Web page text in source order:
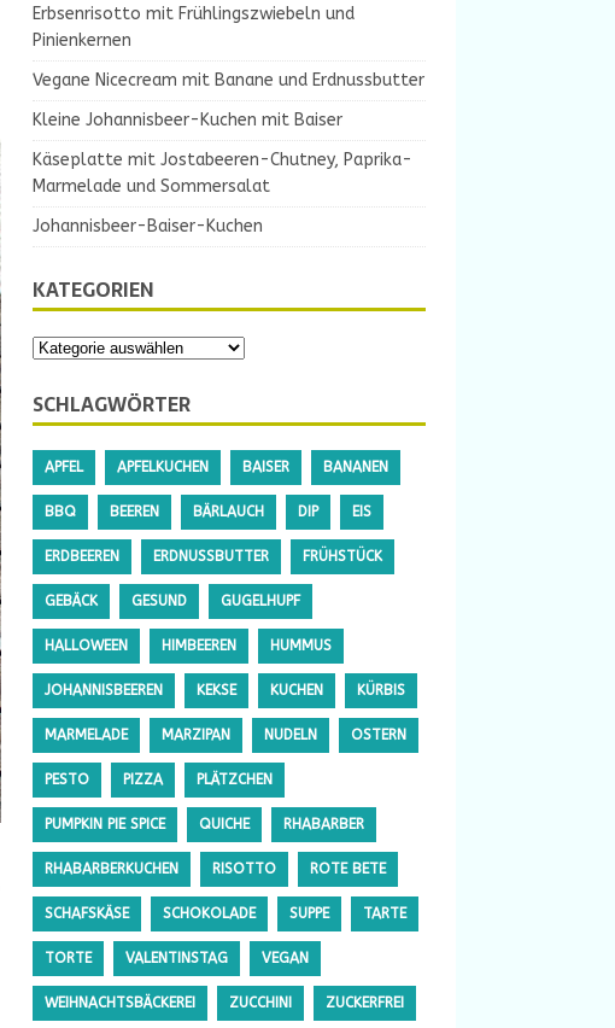
Erbsenrisotto mit Frühlingszwiebeln und
Pinienkernen
Vegane Nicecream mit Banane und Erdnussbutter
Kleine Johannisbeer-Kuchen mit Baiser
Käseplatte mit Jostabeeren-Chutney, Paprika-
Marmelade und Sommersalat
Johannisbeer-Baiser-Kuchen
KATEGORIEN
SCHLAGWÖRTER
APFEL APFELKUCHEN BAISER BANANEN
BBQ BEEREN BÄRLAUCH DIP EIS
ERDBEEREN ERDNUSSBUTTER FRÜHSTÜCK
GEBÄCK GESUND GUGELHUPF
HALLOWEEN HIMBEEREN HUMMUS
JOHANNISBEEREN KEKSE KUCHEN KÜRBIS
MARMELADE MARZIPAN NUDELN OSTERN
PESTO PIZZA PLÄTZCHEN
PUMPKIN PIE SPICE QUICHE RHABARBER
RHABARBERKUCHEN RISOTTO ROTE BETE
SCHAFSKÄSE SCHOKOLADE SUPPE TARTE
TORTE VALENTINSTAG VEGAN
WEIHNACHTSBÄCKEREI ZUCCHINI ZUCKERFREI